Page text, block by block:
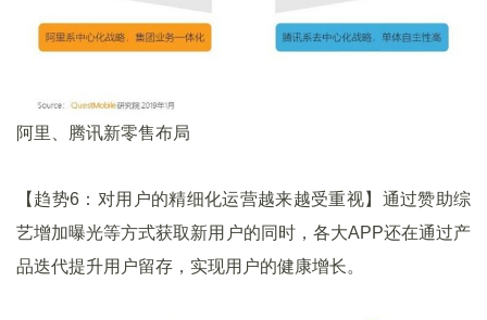
阿里、腾讯新零售布局
【趋势6：对用户的精细化运营越来越受重视】通过赞助综
艺增加曝光等方式获取新用户的同时，各大APP还在通过产
品迭代提升用户留存，实现用户的健康增长。